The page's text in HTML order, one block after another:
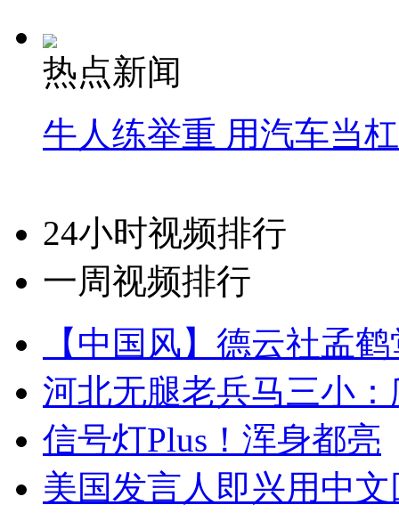
热点新闻
牛人练举重 用汽车当
24小时视频排行
一周视频排行
【中国风】德云社孟
河北无腿老兵马三小
信号灯Plus！浑身都亮
美国发言人即兴用中